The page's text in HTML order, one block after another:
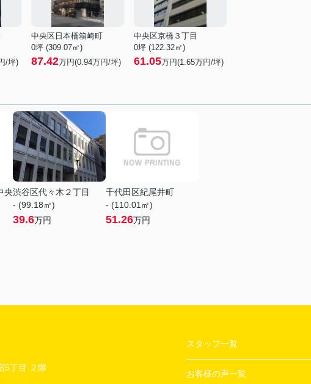
/坪)
中央区日本橋箱崎町
0坪 (309.07㎡)
87.42万円(0.94万円/坪)
中央区京橋３丁目
0坪 (122.32㎡)
61.05万円(1.65万円/坪)
央渋谷区代々木２丁目
- (99.18㎡)
39.6万円
千代田区紀尾井町
- (110.01㎡)
51.26万円
5丁目 ２階
スタッフ一覧
お客様の声一覧